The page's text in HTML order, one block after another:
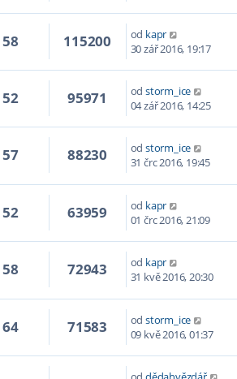
58 115200 od kapr
30 zář 2016, 19:17
52 95971 od storm_ice
04 zář 2016, 14:25
57 88230 od storm_ice
31 črc 2016, 19:45
52 63959 od kapr
01 črc 2016, 21:09
58 72943 od kapr
31 kvě 2016, 20:30
64 71583 od storm_ice
09 kvě 2016, 01:37